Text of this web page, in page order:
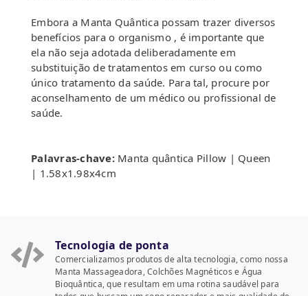
Embora a Manta Quântica possam trazer diversos
benefícios para o organismo , é importante que
ela não seja adotada deliberadamente em
substituição de tratamentos em curso ou como
único tratamento da saúde. Para tal, procure por
aconselhamento de um médico ou profissional de
saúde.
Palavras-chave:Manta quântica Pillow | Queen
| 1.58x1.98x4cm
Tecnologia de ponta
Comercializamos produtos de alta tecnologia, como nossa
Manta Massageadora, Colchões Magnéticos e Água
Bioquântica, que resultam em uma rotina saudável para